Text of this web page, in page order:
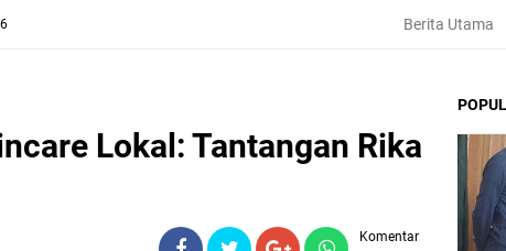
Berita Utama
Lokal: Tantangan Rika
Komentar